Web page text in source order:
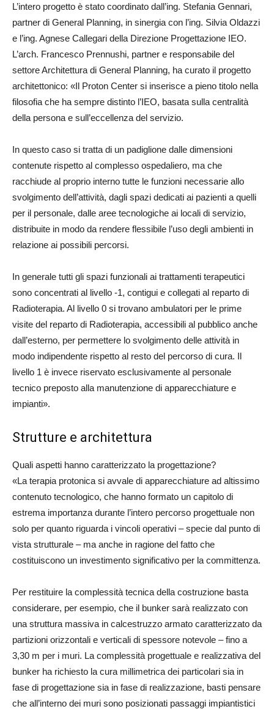
L’intero progetto è stato coordinato dall’ing. Stefania Gennari,
partner di General Planning, in sinergia con l’ing. Silvia Oldazzi
e l’ing. Agnese Callegari della Direzione Progettazione IEO.
L’arch. Francesco Prennushi, partner e responsabile del
settore Architettura di General Planning, ha curato il progetto
architettonico: «Il Proton Center si inserisce a pieno titolo nella
filosofia che ha sempre distinto l’IEO, basata sulla centralità
della persona e sull’eccellenza del servizio.
In questo caso si tratta di un padiglione dalle dimensioni
contenute rispetto al complesso ospedaliero, ma che
racchiude al proprio interno tutte le funzioni necessarie allo
svolgimento dell’attività, dagli spazi dedicati ai pazienti a quelli
per il personale, dalle aree tecnologiche ai locali di servizio,
distribuite in modo da rendere flessibile l’uso degli ambienti in
relazione ai possibili percorsi.
In generale tutti gli spazi funzionali ai trattamenti terapeutici
sono concentrati al livello -1, contigui e collegati al reparto di
Radioterapia. Al livello 0 si trovano ambulatori per le prime
visite del reparto di Radioterapia, accessibili al pubblico anche
dall’esterno, per permettere lo svolgimento delle attività in
modo indipendente rispetto al resto del percorso di cura. Il
livello 1 è invece riservato esclusivamente al personale
tecnico preposto alla manutenzione di apparecchiature e
impianti».
Strutture e architettura
Quali aspetti hanno caratterizzato la progettazione?
«La terapia protonica si avvale di apparecchiature ad altissimo
contenuto tecnologico, che hanno formato un capitolo di
estrema importanza durante l’intero percorso progettuale non
solo per quanto riguarda i vincoli operativi – specie dal punto di
vista strutturale – ma anche in ragione del fatto che
costituiscono un investimento significativo per la committenza.
Per restituire la complessità tecnica della costruzione basta
considerare, per esempio, che il bunker sarà realizzato con
una struttura massiva in calcestruzzo armato caratterizzato da
partizioni orizzontali e verticali di spessore notevole – fino a
3,30 m per i muri. La complessità progettuale e realizzativa del
bunker ha richiesto la cura millimetrica dei particolari sia in
fase di progettazione sia in fase di realizzazione, basti pensare
che all’interno dei muri sono posizionati passaggi impiantistici